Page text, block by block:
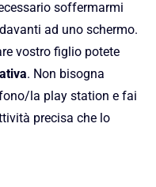
soffermarmi
ad uno schermo.
vostro figlio potete
. Non bisogna
la play station e fai
precisa che lo